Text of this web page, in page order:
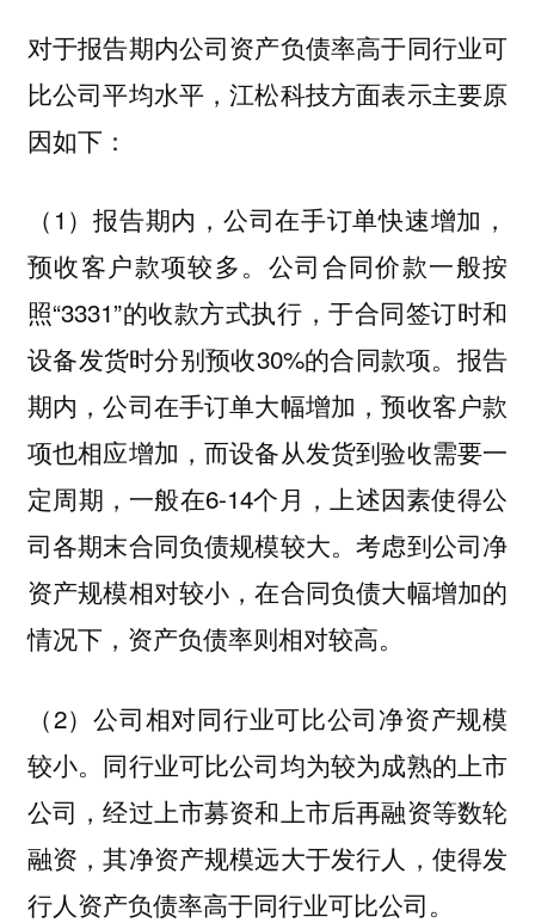
对于报告期内公司资产负债率高于同行业可
比公司平均水平，江松科技方面表示主要原
因如下：
（1）报告期内，公司在手订单快速增加，
预收客户款项较多。公司合同价款一般按
照“3331”的收款方式执行，于合同签订时和
设备发货时分别预收30%的合同款项。报告
期内，公司在手订单大幅增加，预收客户款
项也相应增加，而设备从发货到验收需要一
定周期，一般在6-14个月，上述因素使得公
司各期末合同负债规模较大。考虑到公司净
资产规模相对较小，在合同负债大幅增加的
情况下，资产负债率则相对较高。
（2）公司相对同行业可比公司净资产规模
较小。同行业可比公司均为较为成熟的上市
公司，经过上市募资和上市后再融资等数轮
融资，其净资产规模远大于发行人，使得发
行人资产负债率高于同行业可比公司。